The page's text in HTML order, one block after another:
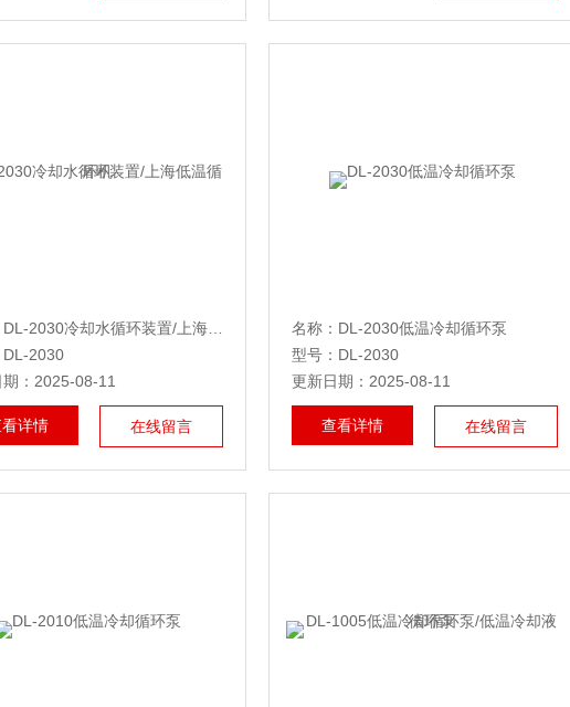
DL-2030
：2025-08-11
详情 在线留言
名称：DL-2030低温冷却循环泵
型号：DL-2030
更新日期：2025-08-11
查看详情 在线留言